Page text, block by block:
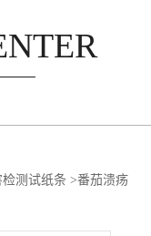
检测试纸条 >番茄溃疡